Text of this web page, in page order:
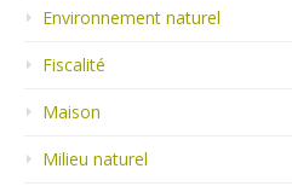
Environnement naturel
Fiscalité
Maison
Milieu naturel